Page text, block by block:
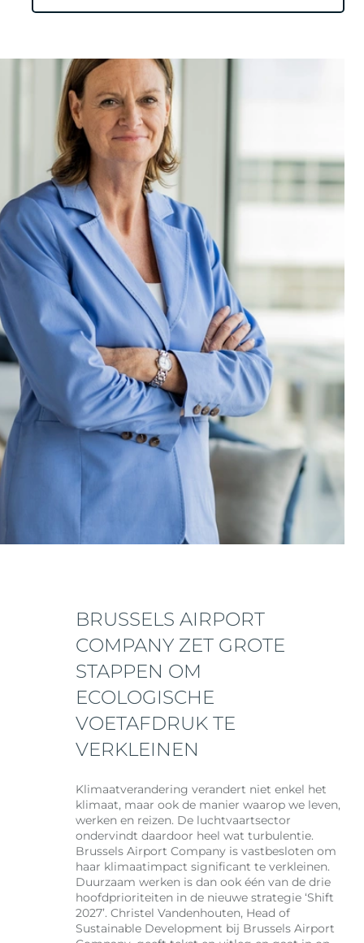
BRUSSELS AIRPORT
COMPANY ZET GROTE
STAPPEN OM
ECOLOGISCHE
VOETAFDRUK TE
VERKLEINEN
Klimaatverandering verandert niet enkel het
klimaat, maar ook de manier waarop we leven,
werken en reizen. De luchtvaartsector
ondervindt daardoor heel wat turbulentie.
Brussels Airport Company is vastbesloten om
haar klimaatimpact significant te verkleinen.
Duurzaam werken is dan ook één van de drie
hoofdprioriteiten in de nieuwe strategie ‘Shift
2027’. Christel Vandenhouten, Head of
Sustainable Development bij Brussels Airport